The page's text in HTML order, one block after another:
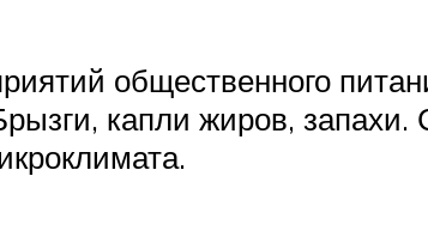
общественного
капли жиров,